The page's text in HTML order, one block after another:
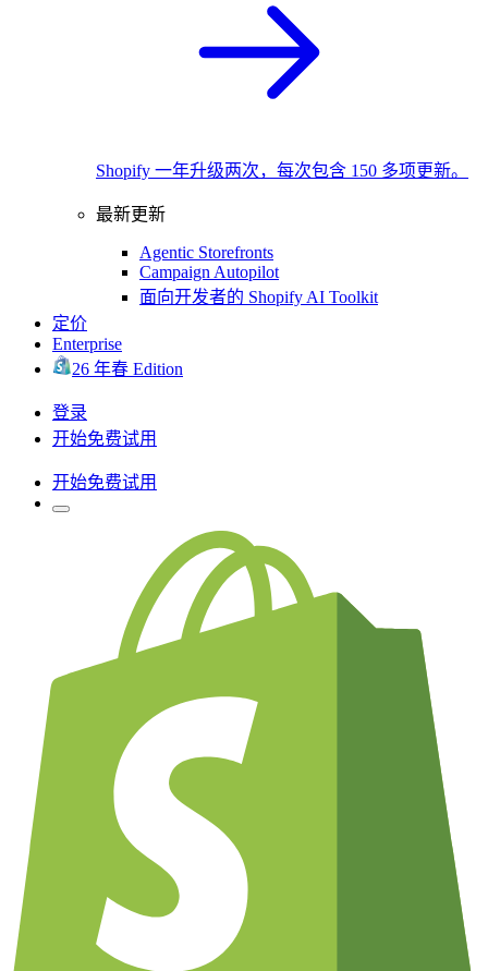
Shopify 一年升级两次，每次包含 150 多项更新。
最新更新
Agentic Storefronts
Campaign Autopilot
面向开发者的 Shopify AI Toolkit
定价
Enterprise
26 年春 Edition
登录
开始免费试用
开始免费试用